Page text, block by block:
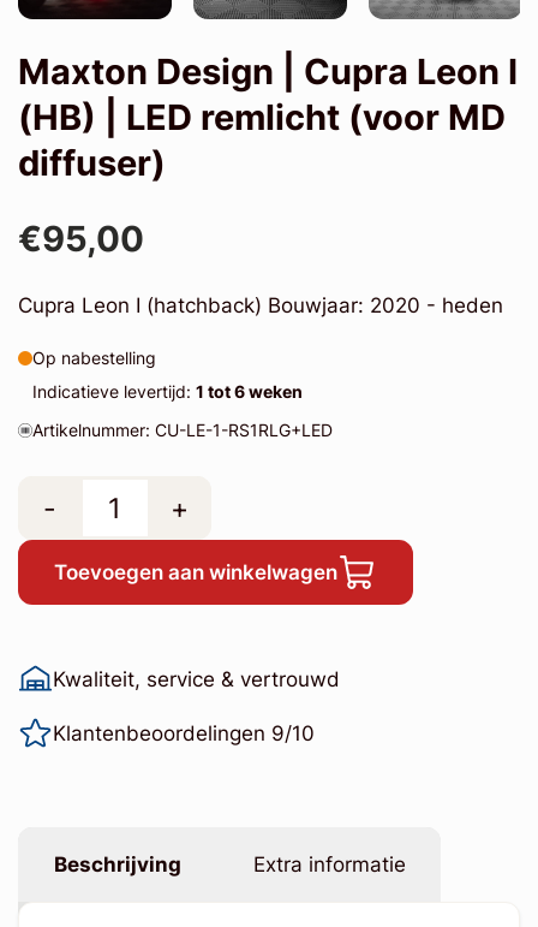
Maxton Design | Cupra Leon I
(HB) | LED remlicht (voor MD
diffuser)
€95,00
Cupra Leon I (hatchback) Bouwjaar: 2020 - heden
Op nabestelling
Indicatieve levertijd: 1 tot 6 weken
Artikelnummer: CU-LE-1-RS1RLG+LED
- +
Toevoegen aan winkelwagen
Kwaliteit, service & vertrouwd
Klantenbeoordelingen 9/10
Beschrijving Extra informatie